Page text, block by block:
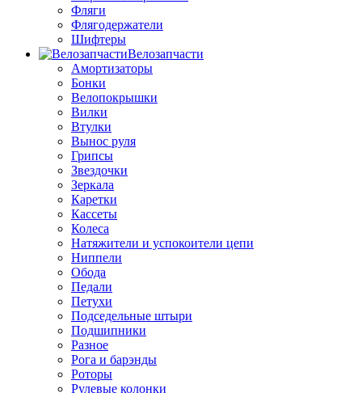
Фляги
Флягодержатели
Шифтеры
Велозапчасти
Амортизаторы
Бонки
Велопокрышки
Вилки
Втулки
Вынос руля
Грипсы
Звездочки
Зеркала
Каретки
Кассеты
Колеса
Натяжители и успокоители цепи
Ниппели
Обода
Педали
Петухи
Подседельные штыри
Подшипники
Разное
Рога и барэнды
Роторы
Рулевые колонки